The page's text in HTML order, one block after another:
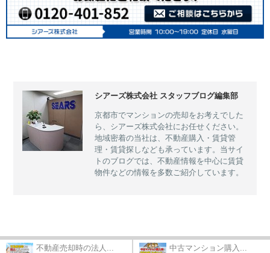
シアーズ株式会社 スタッフブログ編集部
京都市でマンションの売却をお考えでした
ら、シアーズ株式会社にお任せください。
地域密着の当社は、不動産購入・賃貸管
理・賃貸探しなども承っています。当サイ
トのブログでは、不動産情報を中心に賃貸
物件などの情報を多数ご紹介しています。
不動産売却時の法人... 中古マンション購入...